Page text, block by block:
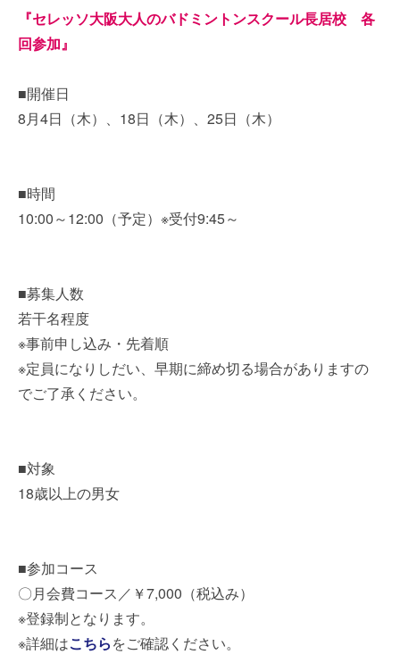
『セレッソ大阪大人のバドミントンスクール長居校 各
回参加』
■開催日
8月4日（木）、18日（木）、25日（木）
■時間
10:00～12:00（予定）※受付9:45～
■募集人数
若干名程度
※事前申し込み・先着順
※定員になりしだい、早期に締め切る場合がありますの
でご了承ください。
■対象
18歳以上の男女
■参加コース
〇月会費コース／￥7,000（税込み）
※登録制となります。
※詳細はこちらをご確認ください。